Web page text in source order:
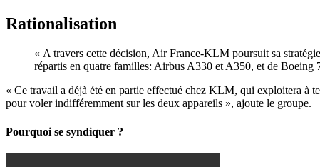
Rationalisation
« A travers cette décision, Air France-KLM poursuit sa
répartis en quatre familles: Airbus A330 et A350, et de Boeing
« Ce travail a déjà été en partie effectué chez KLM, qui exploitera à
pour voler indifféremment sur les deux appareils », ajoute le groupe.
Pourquoi se syndiquer ?